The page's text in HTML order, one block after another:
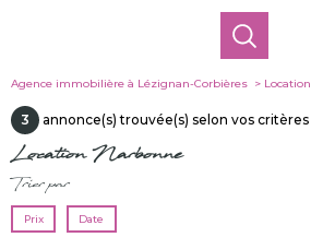
Agence immobilière à Lézignan-Corbières Location
3 annonce(s) trouvée(s) selon vos critères
Location Narbonne
Trier par
Prix Date